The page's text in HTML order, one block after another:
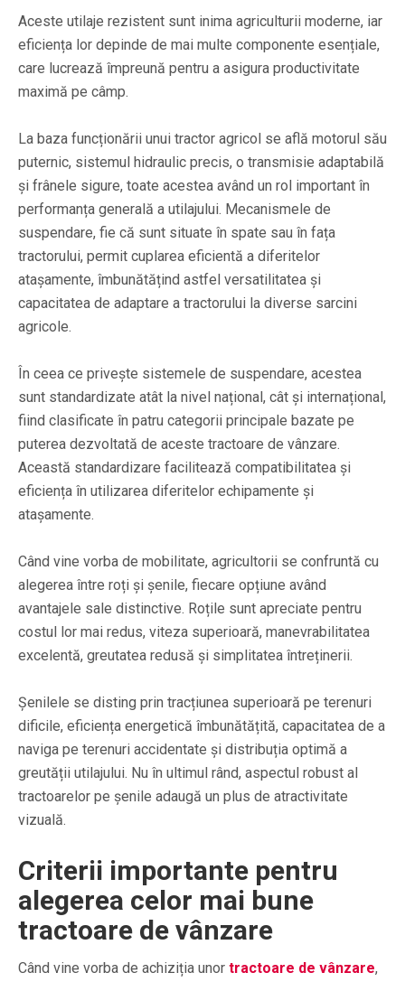
Aceste utilaje rezistent sunt inima agriculturii moderne, iar
eficiența lor depinde de mai multe componente esențiale,
care lucrează împreună pentru a asigura productivitate
maximă pe câmp.
La baza funcționării unui tractor agricol se află motorul său
puternic, sistemul hidraulic precis, o transmisie adaptabilă
și frânele sigure, toate acestea având un rol important în
performanța generală a utilajului. Mecanismele de
suspendare, fie că sunt situate în spate sau în fața
tractorului, permit cuplarea eficientă a diferitelor
atașamente, îmbunătățind astfel versatilitatea și
capacitatea de adaptare a tractorului la diverse sarcini
agricole.
În ceea ce privește sistemele de suspendare, acestea
sunt standardizate atât la nivel național, cât și internațional,
fiind clasificate în patru categorii principale bazate pe
puterea dezvoltată de aceste tractoare de vânzare.
Această standardizare facilitează compatibilitatea și
eficiența în utilizarea diferitelor echipamente și
atașamente.
Când vine vorba de mobilitate, agricultorii se confruntă cu
alegerea între roți și șenile, fiecare opțiune având
avantajele sale distinctive. Roțile sunt apreciate pentru
costul lor mai redus, viteza superioară, manevrabilitatea
excelentă, greutatea redusă și simplitatea întreținerii.
Șenilele se disting prin tracțiunea superioară pe terenuri
dificile, eficiența energetică îmbunătățită, capacitatea de a
naviga pe terenuri accidentate și distribuția optimă a
greutății utilajului. Nu în ultimul rând, aspectul robust al
tractoarelor pe șenile adaugă un plus de atractivitate
vizuală.
Criterii importante pentru
alegerea celor mai bune
tractoare de vânzare
Când vine vorba de achiziția unor tractoare de vânzare,